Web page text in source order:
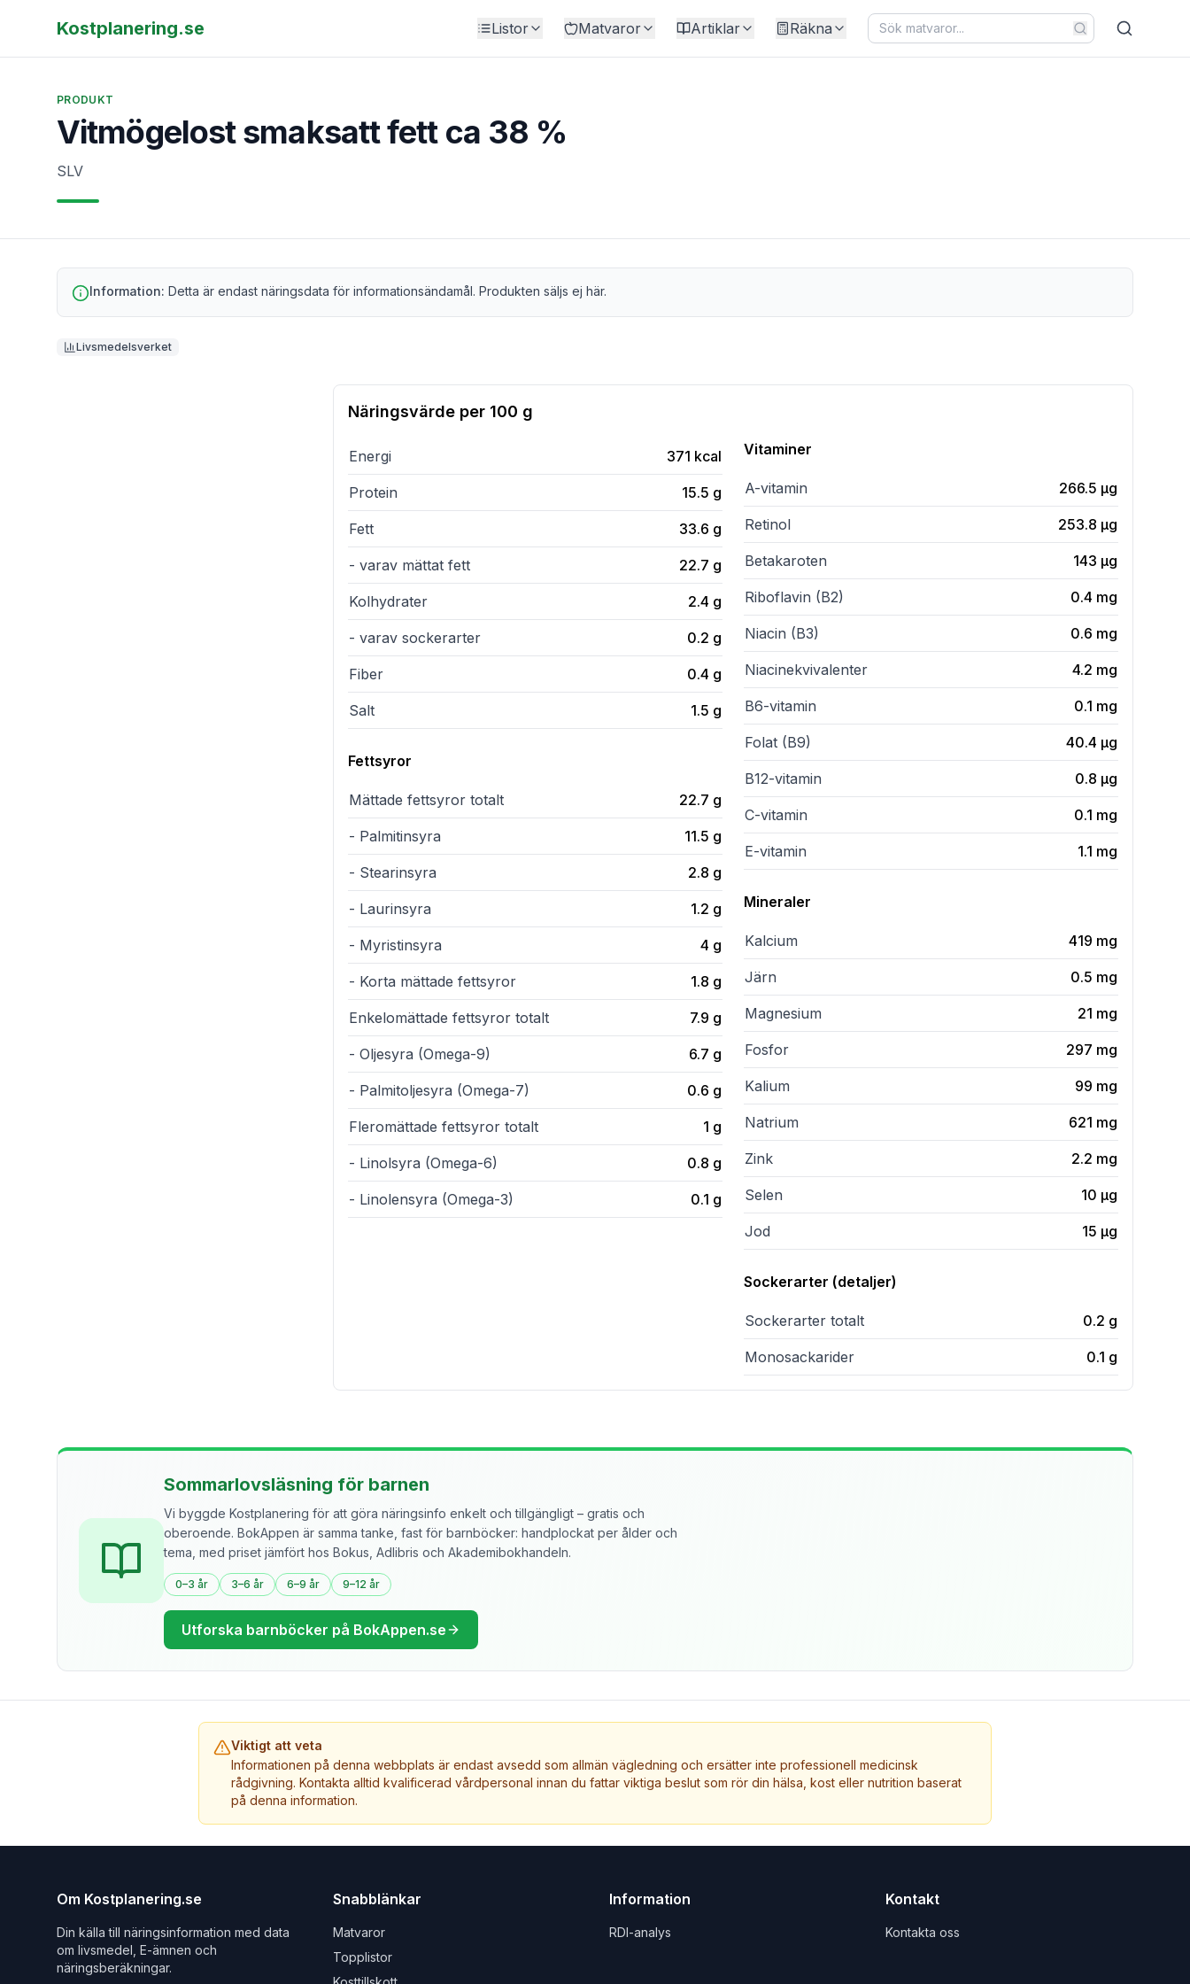
Kostplanering.se Listor Matvaror Artiklar Räkna
PRODUKT
Vitmögelost smaksatt fett ca 38 %
SLV
Information: Detta är endast näringsdata för informationsändamål. Produkten säljs ej här.
Livsmedelsverket
Näringsvärde per 100 g
Energi 371 kcal
Protein 15.5 g
Fett 33.6 g
- varav mättat fett 22.7 g
Kolhydrater 2.4 g
- varav sockerarter 0.2 g
Fiber 0.4 g
Salt 1.5 g
Fettsyror
Mättade fettsyror totalt 22.7 g
- Palmitinsyra 11.5 g
- Stearinsyra 2.8 g
- Laurinsyra 1.2 g
- Myristinsyra 4 g
- Korta mättade fettsyror 1.8 g
Enkelomättade fettsyror totalt 7.9 g
- Oljesyra (Omega-9) 6.7 g
- Palmitoljesyra (Omega-7) 0.6 g
Fleromättade fettsyror totalt 1 g
- Linolsyra (Omega-6) 0.8 g
- Linolensyra (Omega-3) 0.1 g
Vitaminer
A-vitamin 266.5 µg
Retinol 253.8 µg
Betakaroten 143 µg
Riboflavin (B2) 0.4 mg
Niacin (B3) 0.6 mg
Niacinekvivalenter 4.2 mg
B6-vitamin 0.1 mg
Folat (B9) 40.4 µg
B12-vitamin 0.8 µg
C-vitamin 0.1 mg
E-vitamin 1.1 mg
Mineraler
Kalcium 419 mg
Järn 0.5 mg
Magnesium 21 mg
Fosfor 297 mg
Kalium 99 mg
Natrium 621 mg
Zink 2.2 mg
Selen 10 µg
Jod 15 µg
Sockerarter (detaljer)
Sockerarter totalt 0.2 g
Monosackarider 0.1 g
Sommarlovsläsning för barnen
Vi byggde Kostplanering för att göra näringsinfo enkelt och tillgängligt – gratis och
oberoende. BokAppen är samma tanke, fast för barnböcker: handplockat per ålder och
tema, med priset jämfört hos Bokus, Adlibris och Akademibokhandeln.
0–3 år 3–6 år 6–9 år 9–12 år
Utforska barnböcker på BokAppen.se
Viktigt att veta
Informationen på denna webbplats är endast avsedd som allmän vägledning och ersätter inte professionell medicinsk
rådgivning. Kontakta alltid kvalificerad vårdpersonal innan du fattar viktiga beslut som rör din hälsa, kost eller nutrition baserat
på denna information.
Om Kostplanering.se
Din källa till näringsinformation med data
om livsmedel, E-ämnen och
näringsberäkningar.
Snabblänkar
Matvaror
Topplistor
Information
RDI-analys
Kontakt
Kontakta oss